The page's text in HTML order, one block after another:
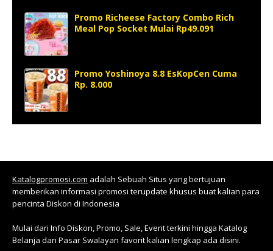
Promo Richeese Factory Combo Rich
Meal Pop Socket Mulai Rp49.091
Promo Yoshinoya 8.8 EsKopCen Cuma
Rp. 8.000
Katalogpromosi.com adalah Sebuah Situs yang bertujuan
memberikan informasi promosi terupdate khusus buat kalian para
pencinta Diskon di Indonesia
Mulai dari Info Diskon, Promo, Sale, Event terkini hingga Katalog
Belanja dari Pasar Swalayan favorit kalian lengkap ada disini.